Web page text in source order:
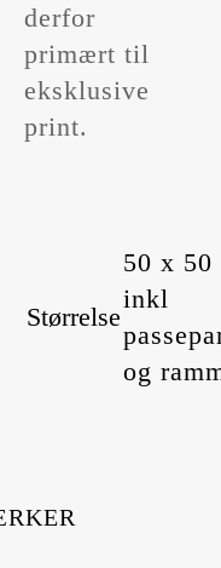
derfor
primært til
eksklusive
print.
Størrelse
50 x 50
inkl
og